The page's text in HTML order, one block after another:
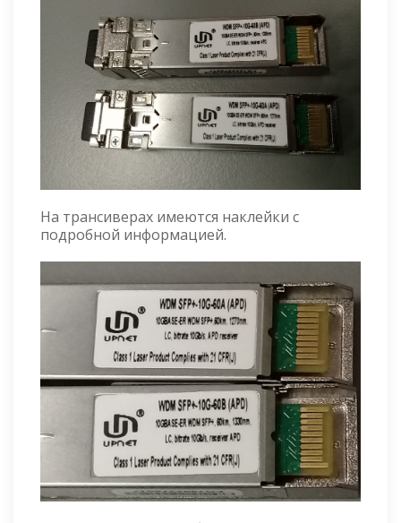
На трансиверах имеются наклейки с
подробной информацией.